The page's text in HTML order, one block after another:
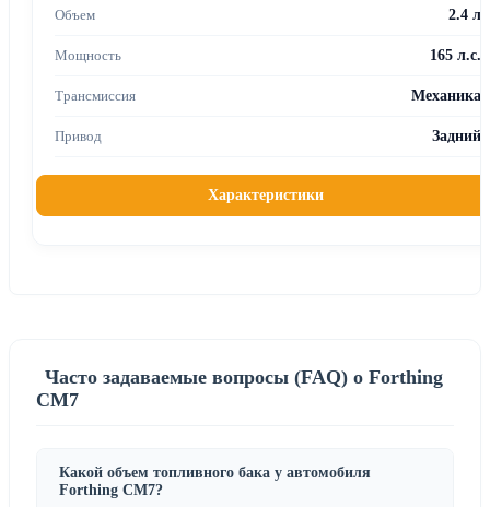
2.4 л
165 л.с.
Механика
Задний
Характеристики
Часто задаваемые вопросы (FAQ) о Forthing
CM7
Какой объем топливного бака у автомобиля
Forthing CM7?